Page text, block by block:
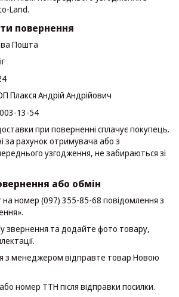
Land.
повернення
Пошта
Плакся Андрій Андрійович
13-54
при поверненні сплачує покупець.
за рахунок отримувача або з
узгодження, не забираються зі
або обмін
на номер (097) 355-85-68 повідомлення з
звернення та додайте фото товару,
з менеджером відправте товар Новою
номер ТТН після відправки посилки.